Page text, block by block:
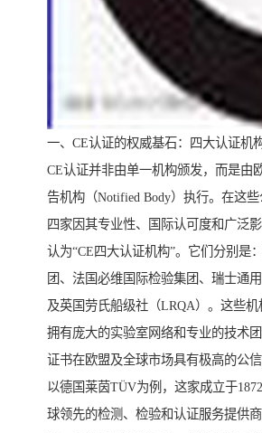
一、CE认证的权威基石：四大认证机
CE认证并非由单一机构颁发，而是由
告机构（Notified Body）执行。在这
四家因其专业性、国际认可度和广泛
认为“CE四大认证机构”。它们分别是
团、法国必维国际检验集团、瑞士通
及英国劳氏船级社（LRQA）。这些
拥有庞大的实验室网络和专业的技术
证书在欧盟及全球市场具有极高的公信
以德国莱茵TÜV为例，这家成立于
球领先的检测、检验和认证服务提供